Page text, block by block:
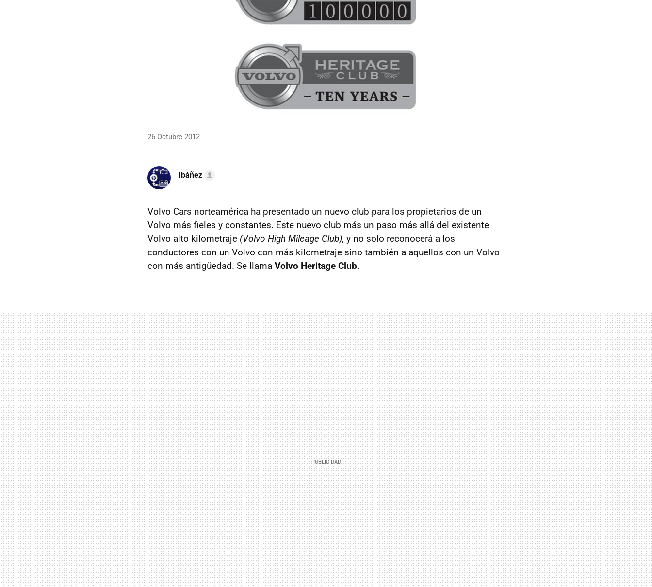
26 Octubre 2012
Ibáñez
Volvo Cars norteamérica ha presentado un nuevo club para los propietarios de un
Volvo más fieles y constantes. Este nuevo club más un paso más allá del existente
Volvo alto kilometraje (Volvo High Mileage Club), y no solo reconocerá a los
conductores con un Volvo con más kilometraje sino también a aquellos con un Volvo
con más antigüedad. Se llama Volvo Heritage Club.